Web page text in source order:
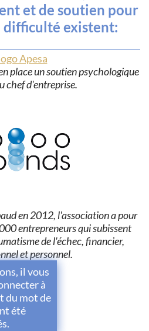
et de soutien pour
difficulté existent:
place un soutien psychologique
chef d'entreprise.
en 2012, l'association a pour
entrepreneurs qui subissent
de l'échec, financier,
et personnel.
il vous
à
du mot de
été